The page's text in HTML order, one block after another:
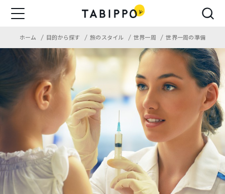
ホーム 目的から探す 旅のスタイル 世界一周 世界一周の準備